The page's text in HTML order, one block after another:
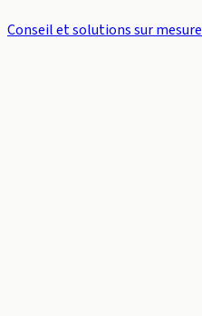
Conseil et solutions sur mesure